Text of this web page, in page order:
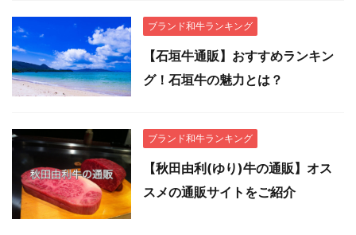
ブランド和牛ランキング
【石垣牛通販】おすすめランキン
グ！石垣牛の魅力とは？
ブランド和牛ランキング
【秋田由利(ゆり)牛の通販】オス
スメの通販サイトをご紹介